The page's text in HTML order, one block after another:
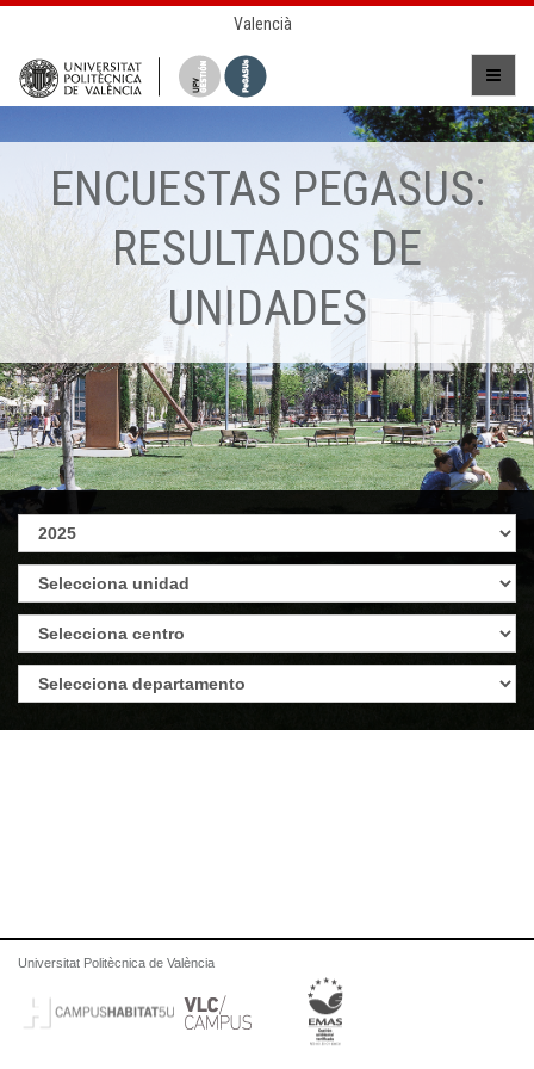
Valencià
ENCUESTAS PEGASUS:
RESULTADOS DE
UNIDADES
Universitat Politècnica de València